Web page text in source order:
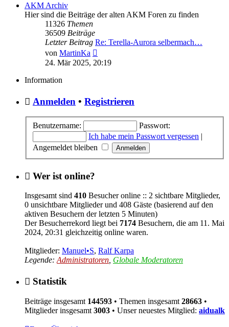
AKM Archiv
Hier sind die Beiträge der alten AKM Foren zu finden
11326 Themen
36509 Beiträge
Letzter Beitrag Re: Terella-Aurora selbermach…
von MartinKa
Beitrag
24. Mär 2025, 20:19
Information
Anmelden • Registrieren
Benutzername:
Passwort:
Ich habe mein Passwort vergessen |
Angemeldet bleiben
Wer ist online?
Insgesamt sind 410 Besucher online :: 2 sichtbare Mitglieder,
0 unsichtbare Mitglieder und 408 Gäste (basierend auf den
aktiven Besuchern der letzten 5 Minuten)
Der Besucherrekord liegt bei 7174 Besuchern, die am 11. Mai
2024, 20:31 gleichzeitig online waren.
Mitglieder: Manuel•S, Ralf Karpa
Legende: Administratoren Globale Moderatoren
Statistik
Beiträge insgesamt 144593 • Themen insgesamt 28663 •
Mitglieder insgesamt 3003 • Unser neuestes Mitglied: aidualk